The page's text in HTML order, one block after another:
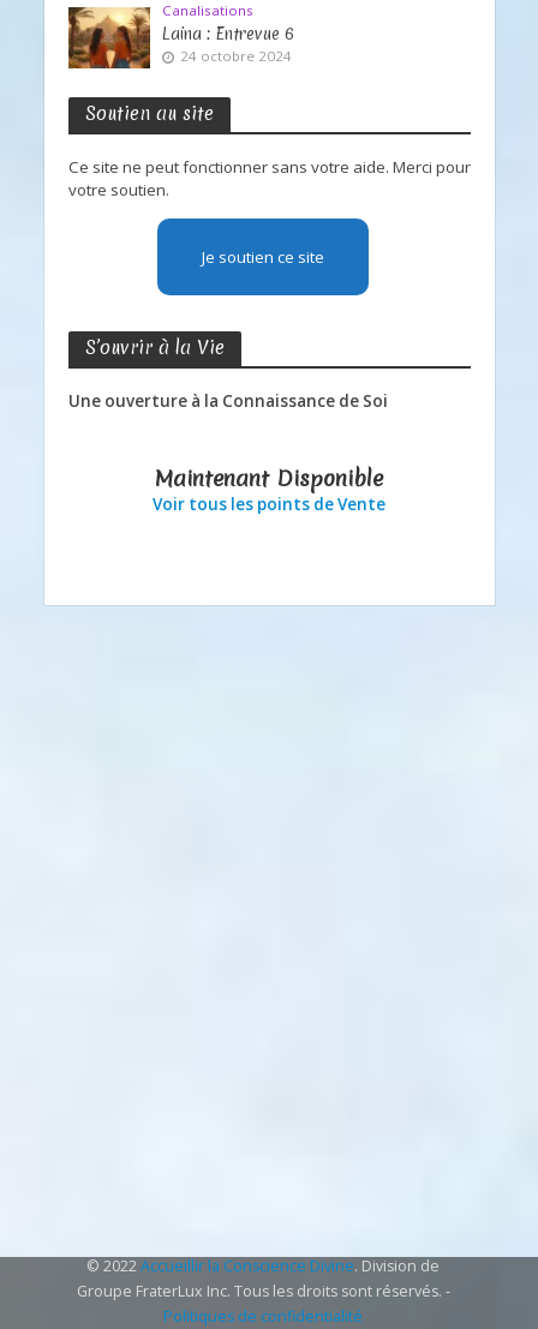
Canalisations
Laina : Entrevue 6
24 octobre 2024
Soutien au site
Ce site ne peut fonctionner sans votre aide. Merci pour
votre soutien.
Je soutien ce site
S’ouvrir à la Vie
Une ouverture à la Connaissance de Soi
Maintenant Disponible
Voir tous les points de Vente
© 2022Accueillir la Conscience Divine. Division de
Groupe FraterLux Inc. Tous les droits sont réservés. -
Politiques de confidentialité